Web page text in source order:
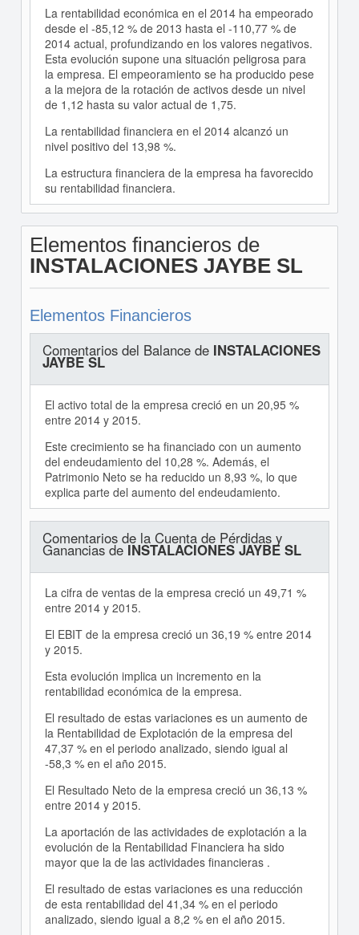
La rentabilidad económica en el 2014 ha empeorado
desde el -85,12 % de 2013 hasta el -110,77 % de
2014 actual, profundizando en los valores negativos.
Esta evolución supone una situación peligrosa para
la empresa. El empeoramiento se ha producido pese
a la mejora de la rotación de activos desde un nivel
de 1,12 hasta su valor actual de 1,75.
La rentabilidad financiera en el 2014 alcanzó un
nivel positivo del 13,98 %.
La estructura financiera de la empresa ha favorecido
su rentabilidad financiera.
Elementos financieros de
INSTALACIONES JAYBE SL
Elementos Financieros
Comentarios del Balance de INSTALACIONES
JAYBE SL
El activo total de la empresa creció en un 20,95 %
entre 2014 y 2015.
Este crecimiento se ha financiado con un aumento
del endeudamiento del 10,28 %. Además, el
Patrimonio Neto se ha reducido un 8,93 %, lo que
explica parte del aumento del endeudamiento.
Comentarios de la Cuenta de Pérdidas y
Ganancias deINSTALACIONES JAYBE SL
La cifra de ventas de la empresa creció un 49,71 %
entre 2014 y 2015.
El EBIT de la empresa creció un 36,19 % entre 2014
y 2015.
Esta evolución implica un incremento en la
rentabilidad económica de la empresa.
El resultado de estas variaciones es un aumento de
la Rentabilidad de Explotación de la empresa del
47,37 % en el periodo analizado, siendo igual al
-58,3 % en el año 2015.
El Resultado Neto de la empresa creció un 36,13 %
entre 2014 y 2015.
La aportación de las actividades de explotación a la
evolución de la Rentabilidad Financiera ha sido
mayor que la de las actividades financieras .
El resultado de estas variaciones es una reducción
de esta rentabilidad del 41,34 % en el periodo
analizado, siendo igual a 8,2 % en el año 2015.